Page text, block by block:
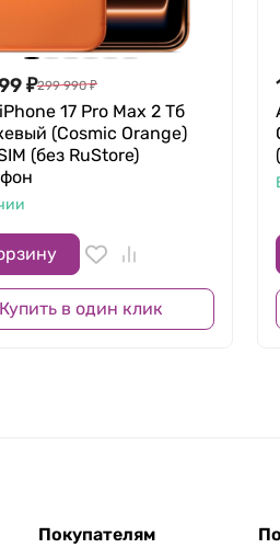
16‑ядерная система
HEVC и ProRes — такой
с
профессионального
обработки графики
₽299 990 ₽
17 Pro Max 2 Тб
(Cosmic Orange)
(без RuStore)
Купить в один клик
Покупателям